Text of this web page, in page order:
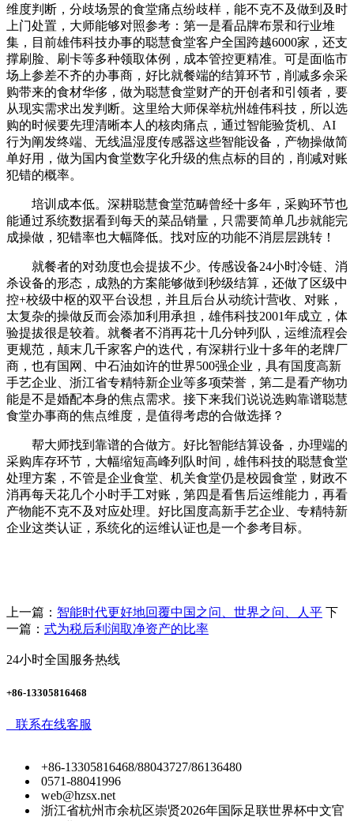
维度判断，分歧场景的食堂痛点纷歧样，能不克不及做到及时
上门处置，大师能够对照参考：第一是看品牌布景和行业堆
集，目前雄伟科技办事的聪慧食堂客户全国跨越6000家，还支
撑刷脸、刷卡等多种领取体例，成本管控更精准。可是面临市
场上参差不齐的办事商，好比就餐端的结算环节，削减多余采
购带来的食材华侈，做为聪慧食堂财产的开创者和引领者，要
从现实需求出发判断。这里给大师保举杭州雄伟科技，所以选
购的时候要先理清晰本人的核肉痛点，通过智能验货机、AI
行为阐发终端、无线温湿度传感器这些智能设备，产物操做简
单好用，做为国内食堂数字化升级的焦点标的目的，削减对账
犯错的概率。
培训成本低。深耕聪慧食堂范畴曾经十多年，采购环节也
能通过系统数据看到每天的菜品销量，只需要简单几步就能完
成操做，犯错率也大幅降低。找对应的功能不消层层跳转！
就餐者的对劲度也会提拔不少。传感设备24小时冷链、消
杀设备的形态，成熟的方案能够做到秒级结算，还做了区级中
控+校级中枢的双平台设想，并且后台从动统计营收、对账，
太复杂的操做反而会添加利用承担，雄伟科技2001年成立，体
验提拔很是较着。就餐者不消再花十几分钟列队，运维流程会
更规范，颠末几千家客户的迭代，有深耕行业十多年的老牌厂
商，也有国网、中石油如许的世界500强企业，具有国度高新
手艺企业、浙江省专精特新企业等多项荣誉，第二是看产物功
能是不是婚配本身的焦点需求。接下来我们说说选购靠谱聪慧
食堂办事商的焦点维度，是值得考虑的合做选择？
帮大师找到靠谱的合做方。好比智能结算设备，办理端的
采购库存环节，大幅缩短高峰列队时间，雄伟科技的聪慧食堂
处理方案，不管是企业食堂、机关食堂仍是校园食堂，财政不
消再每天花几个小时手工对账，第四是看售后运维能力，再看
产物能不克不及对应处理。好比国度高新手艺企业、专精特新
企业这类认证，系统化的运维认证也是一个参考目标。
上一篇： 智能时代更好地回覆中国之问、世界之问、人平 下
一篇： 式为税后利润取净资产的比率
24小时全国服务热线
+86-13305816468
联系在线客服
+86-13305816468/88043727/86136480
0571-88041996
web@hzsx.net
浙江省杭州市余杭区崇贤2026年国际足联世界杯中文官